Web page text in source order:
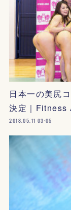
日本一の美尻
決定｜Fitness
2018.05.11 03:05